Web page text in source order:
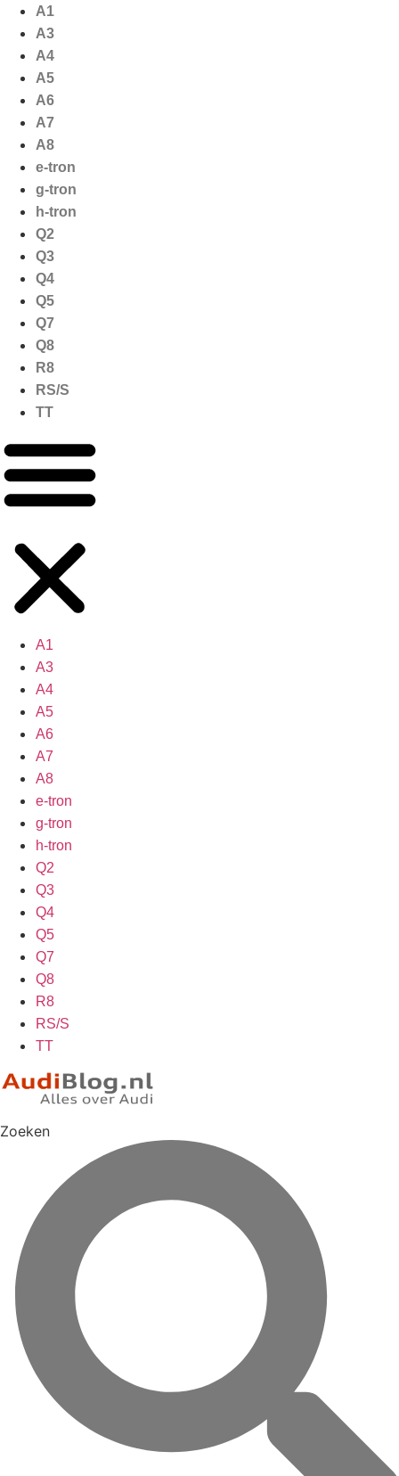
naar
inhoud
A1
A3
A4
A5
A6
A7
A8
e-tron
g-tron
h-tron
Q2
Q3
Q4
Q5
Q7
Q8
R8
RS/S
TT
A1
A3
A4
A5
A6
A7
A8
e-tron
g-tron
h-tron
Q2
Q3
Q4
Q5
Q7
Q8
R8
RS/S
TT
Zoeken